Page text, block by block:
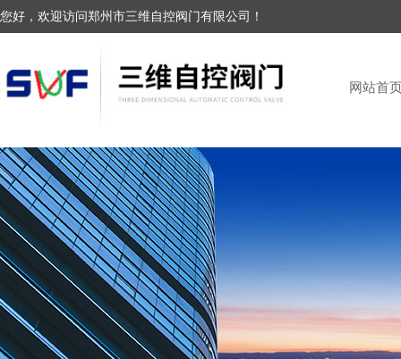
您好，欢迎访问郑州市三维自控阀门有限公司！
网站首